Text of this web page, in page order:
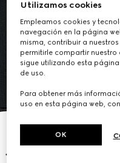
Utilizamos cookies
Empleamos cookies y
navegación en la página
misma, contribuir a
permitirle compartir nuestro
sigue utilizando esta
de uso.
Para obtener más
uso en esta página web,
OK